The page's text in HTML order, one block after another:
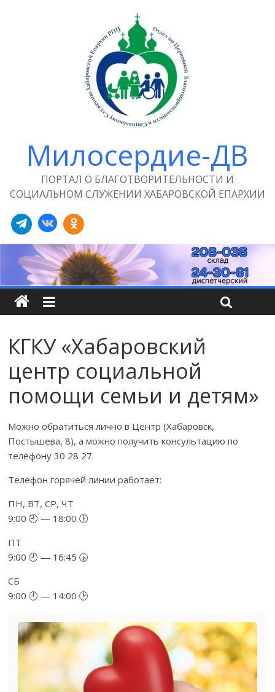
Милосердие-ДВ
ПОРТАЛ О БЛАГОТВОРИТЕЛЬНОСТИ И
СОЦИАЛЬНОМ СЛУЖЕНИИ ХАБАРОВСКОЙ ЕПАРХИИ
КГКУ «Хабаровский
центр социальной
помощи семьи и детям»
Можно обратиться лично в Центр (Хабаровск,
Постышева, 8), а можно получить консультацию по
телефону 30 28 27.
Телефон горячей линии работает:
ПН, ВТ, СР, ЧТ
9:00 🕘 — 18:00 🕕
ПТ
9:00 🕘 — 16:45 🕟
СБ
9:00 🕘 — 14:00 🕑